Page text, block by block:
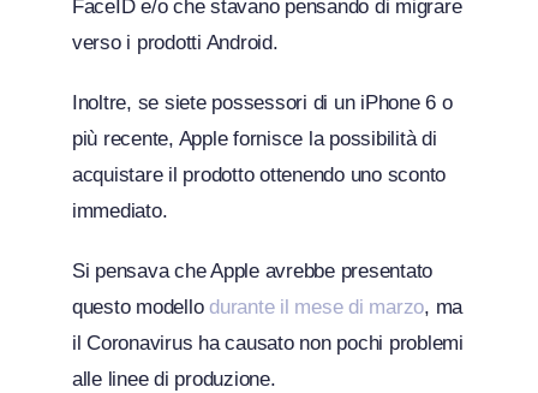
FaceID e/o che stavano pensando di migrare
verso i prodotti Android.
Inoltre, se siete possessori di un iPhone 6 o
più recente, Apple fornisce la possibilità di
acquistare il prodotto ottenendo uno sconto
immediato.
Si pensava che Apple avrebbe presentato
questo modellodurante il mese di marzo, ma
il Coronavirus ha causato non pochi problemi
alle linee di produzione.